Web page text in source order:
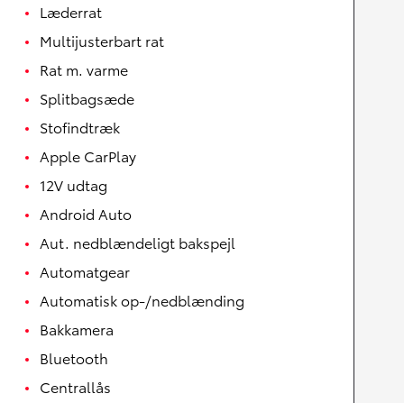
Læderrat
Multijusterbart rat
Rat m. varme
Splitbagsæde
Stofindtræk
Apple CarPlay
12V udtag
Android Auto
Aut. nedblændeligt bakspejl
Automatgear
Automatisk op-/nedblænding
Bakkamera
Bluetooth
Centrallås